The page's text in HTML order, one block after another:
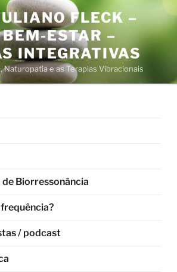
FLECK –
BEM-ESTAR –
INTEGRATIVAS
Naturopatia e as Terapias Vibracionais
de Biorressonância
/ podcast